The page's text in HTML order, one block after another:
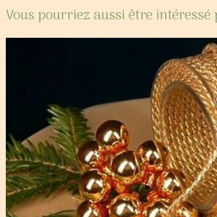
Vous pourriez aussi être intéressé